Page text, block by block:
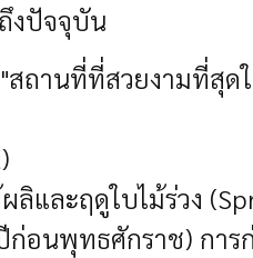
งปัจจุบัน
ถานที่ที่สวยงามที่สุดใ
และฤดูใบไม้ร่วง
นพุทธศักราช) การ